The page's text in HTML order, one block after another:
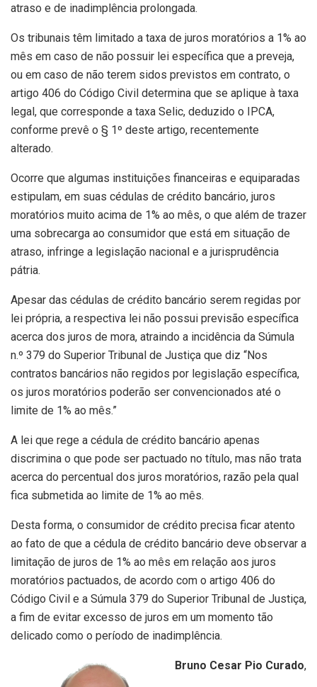
atraso e de inadimplência prolongada.
Os tribunais têm limitado a taxa de juros moratórios a 1% ao
mês em caso de não possuir lei específica que a preveja,
ou em caso de não terem sidos previstos em contrato, o
artigo 406 do Código Civil determina que se aplique à taxa
legal, que corresponde a taxa Selic, deduzido o IPCA,
conforme prevê o § 1º deste artigo, recentemente
alterado.
Ocorre que algumas instituições financeiras e equiparadas
estipulam, em suas cédulas de crédito bancário, juros
moratórios muito acima de 1% ao mês, o que além de trazer
uma sobrecarga ao consumidor que está em situação de
atraso, infringe a legislação nacional e a jurisprudência
pátria.
Apesar das cédulas de crédito bancário serem regidas por
lei própria, a respectiva lei não possui previsão específica
acerca dos juros de mora, atraindo a incidência da Súmula
n.º 379 do Superior Tribunal de Justiça que diz “Nos
contratos bancários não regidos por legislação específica,
os juros moratórios poderão ser convencionados até o
limite de 1% ao mês.”
A lei que rege a cédula de crédito bancário apenas
discrimina o que pode ser pactuado no título, mas não trata
acerca do percentual dos juros moratórios, razão pela qual
fica submetida ao limite de 1% ao mês.
Desta forma, o consumidor de crédito precisa ficar atento
ao fato de que a cédula de crédito bancário deve observar a
limitação de juros de 1% ao mês em relação aos juros
moratórios pactuados, de acordo com o artigo 406 do
Código Civil e a Súmula 379 do Superior Tribunal de Justiça,
a fim de evitar excesso de juros em um momento tão
delicado como o período de inadimplência.
Bruno Cesar Pio Curado,